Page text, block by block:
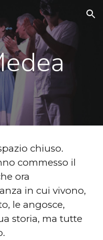
Skip to navigation
chiuso.
commesso il
ora
in cui vivono,
le angosce,
storia, ma tutte